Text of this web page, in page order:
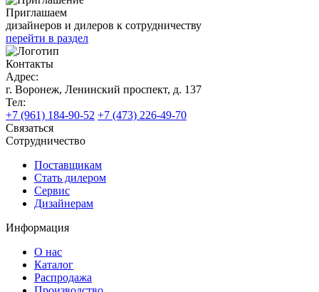
Приглашаем
дизайнеров и дилеров к сотрудничеству
перейти в раздел
Контакты
Адрес:
г. Воронеж, Ленинский проспект, д. 137
Тел:
+7 (961) 184-90-52 +7 (473) 226-49-70
Связаться
Сотрудничество
Поставщикам
Стать дилером
Сервис
Дизайнерам
Информация
О нас
Каталог
Распродажа